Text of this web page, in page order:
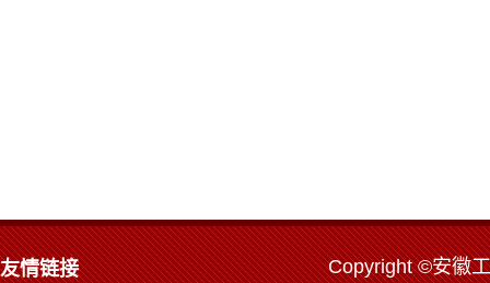
友情链接 Copyright ©安徽工